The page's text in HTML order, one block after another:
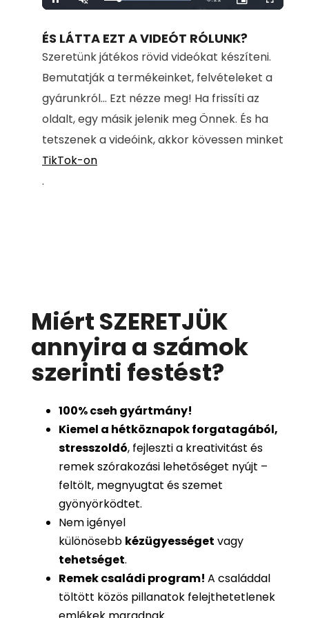
Pause Unmute
100.00%
Picture-
in-
Fullscreen
ÉS LÁTTA EZT A VIDEÓT RÓLUNK?
Szeretünk játékos rövid videókat készíteni.
Bemutatják a termékeinket, felvételeket a
gyárunkról... Ezt nézze meg! Ha frissíti az
oldalt, egy másik jelenik meg Önnek. És ha
tetszenek a videóink, akkor kövessen minket
TikTok-on
.
Miért SZERETJÜK
annyira a számok
szerinti festést?
100%cseh gyártmány!
Kiemel a hétköznapok forgatagából,
stresszoldó, fejleszti a kreativitást és
remek szórakozási lehetőséget nyújt –
feltölt, megnyugtat és szemet
gyönyörködtet.
Nem igényel
különösebb kézügyességet vagy
tehetséget.
Remek családi program! A családdal
töltött közös pillanatok felejthetetlenek